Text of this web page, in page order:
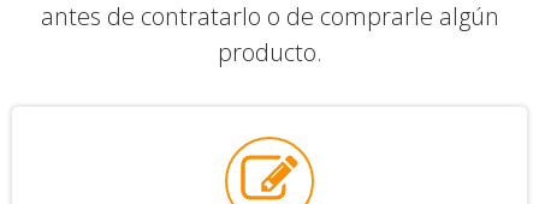
antes de contratarlo o de comprarle algún
producto.